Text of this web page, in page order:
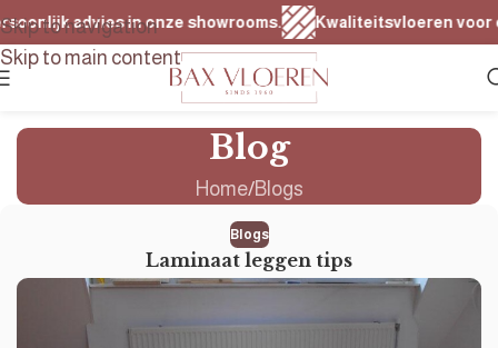
Skip to navigation
Skip to main content
advies in onze showrooms. Kwaliteitsvloeren voor elk
Blog
Home Blogs
Blogs
Laminaat leggen tips